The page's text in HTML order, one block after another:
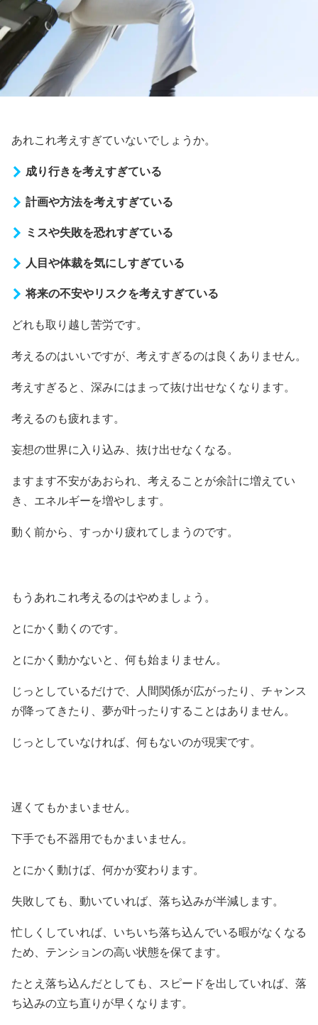
あれこれ考えすぎていないでしょうか。
成り行きを考えすぎている
計画や方法を考えすぎている
ミスや失敗を恐れすぎている
人目や体裁を気にしすぎている
将来の不安やリスクを考えすぎている
どれも取り越し苦労です。
考えるのはいいですが、考えすぎるのは良くありません。
考えすぎると、深みにはまって抜け出せなくなります。
考えるのも疲れます。
妄想の世界に入り込み、抜け出せなくなる。
ますます不安があおられ、考えることが余計に増えてい
き、エネルギーを増やします。
動く前から、すっかり疲れてしまうのです。
もうあれこれ考えるのはやめましょう。
とにかく動くのです。
とにかく動かないと、何も始まりません。
じっとしているだけで、人間関係が広がったり、チャンス
が降ってきたり、夢が叶ったりすることはありません。
じっとしていなければ、何もないのが現実です。
遅くてもかまいません。
下手でも不器用でもかまいません。
とにかく動けば、何かが変わります。
失敗しても、動いていれば、落ち込みが半減します。
忙しくしていれば、いちいち落ち込んでいる暇がなくなる
ため、テンションの高い状態を保てます。
たとえ落ち込んだとしても、スピードを出していれば、落
ち込みの立ち直りが早くなります。